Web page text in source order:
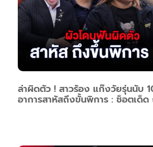
ล่าผิดตัว ! สาวร้อง แก๊งวัยรุ่นนับ
อาการสาหัสถึงขั้นพิการ : ช็อตเด็ด